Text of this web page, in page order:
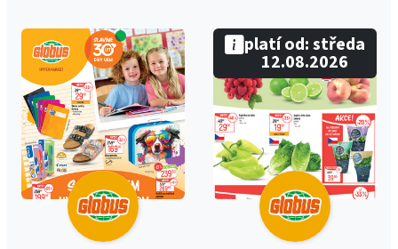
platí od: středa
12.08.2026